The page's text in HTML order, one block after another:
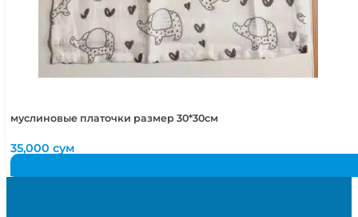
муслиновые платочки размер 30*30см
35,000сум